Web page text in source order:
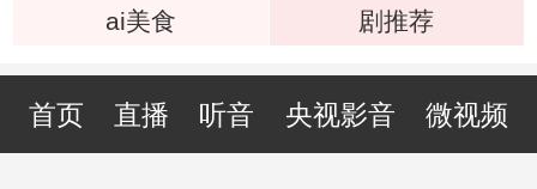
ai美食
剧推荐
首页 直播 听音 央视影音 微视频